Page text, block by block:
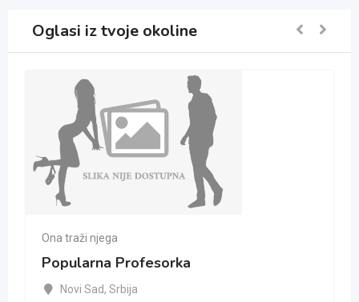
Oglasi iz tvoje okoline
Ona traži njega
Popularna Profesorka
Novi Sad, Srbija